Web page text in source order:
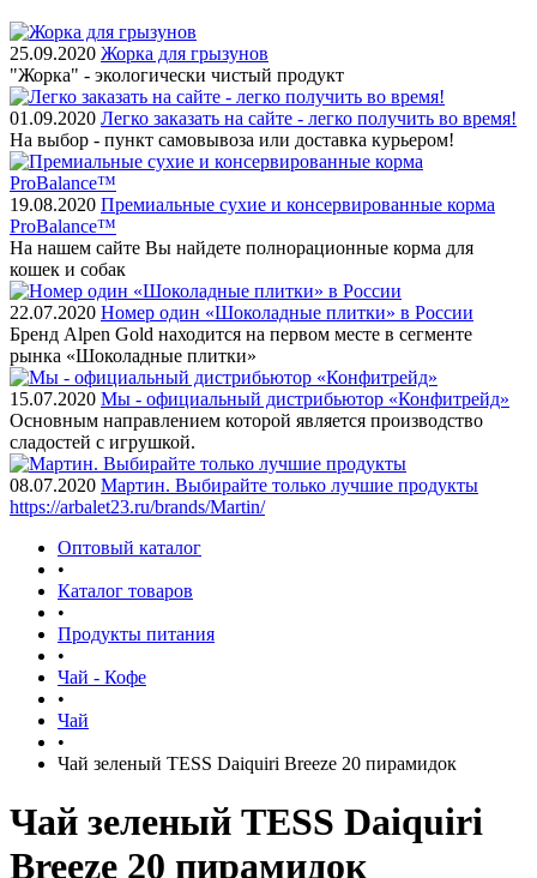
25.09.2020 Жорка для грызунов
"Жорка" - экологически чистый продукт
01.09.2020 Легко заказать на сайте - легко получить во время!
На выбор - пункт самовывоза или доставка курьером!
19.08.2020 Премиальные сухие и консервированные корма
ProBalance™
На нашем сайте Вы найдете полнорационные корма для
кошек и собак
22.07.2020 Номер один «Шоколадные плитки» в России
Бренд Alpen Gold находится на первом месте в сегменте
рынка «Шоколадные плитки»
15.07.2020 Мы - официальный дистрибьютор «Конфитрейд»
Основным направлением которой является производство
сладостей с игрушкой.
08.07.2020 Мартин. Выбирайте только лучшие продукты
https://arbalet23.ru/brands/Martin/
Оптовый каталог
•
Каталог товаров
•
Продукты питания
•
Чай - Кофе
•
Чай
•
Чай зеленый TESS Daiquiri Breeze 20 пирамидок
Чай зеленый TESS Daiquiri
Breeze 20 пирамидок